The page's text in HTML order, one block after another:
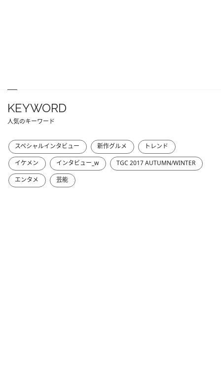
KEYWORD
人気のキーワード
スペシャルインタビュー 新作グルメ
トレンド
イケメン
インタビュー_w
TGC 2017 AUTUMN/WINTER
エンタメ
芸能